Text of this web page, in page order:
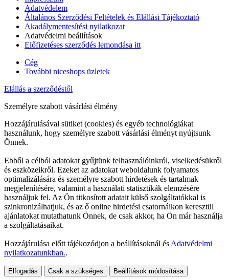
Adatvédelem
Általános Szerződési Feltételek és Elállási Tájékoztató
Akadálymentesítési nyilatkozat
Adatvédelmi beállítások
Előfizetéses szerződés lemondása itt
Cég
További niceshops üzletek
Elállás a szerződéstől
Személyre szabott vásárlási élmény
Hozzájárulásával sütiket (cookies) és egyéb technológiákat
használunk, hogy személyre szabott vásárlási élményt nyújtsunk
Önnek.
Ebből a célból adatokat gyűjtünk felhasználóinkról, viselkedésükről
és eszközeikről. Ezeket az adatokat weboldalunk folyamatos
optimalizálására és személyre szabott hirdetések és tartalmak
megjelenítésére, valamint a használati statisztikák elemzésére
használjuk fel. Az Ön titkosított adatait külső szolgáltatókkal is
szinkronizálhatjuk, és az ő online hirdetési csatornáikon keresztül
ajánlatokat mutathatunk Önnek, de csak akkor, ha Ön már használja
a szolgáltatásaikat.
Hozzájárulása előtt tájékozódjon a beállításoknál és Adatvédelmi
nyilatkozatunkban..
Elfogadás Csak a szükséges Beállítások módosítása